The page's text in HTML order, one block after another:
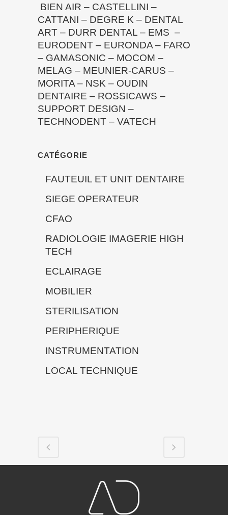
BIEN AIR – CASTELLINI –
CATTANI – DEGRE K – DENTAL
ART – DURR DENTAL – EMS –
EURODENT – EURONDA – FARO
– GAMASONIC – MOCOM –
MELAG – MEUNIER-CARUS –
MORITA – NSK – OUDIN
DENTAIRE – ROSSICAWS –
SUPPORT DESIGN –
TECHNODENT – VATECH
CATÉGORIE
FAUTEUIL ET UNIT DENTAIRE
SIEGE OPERATEUR
CFAO
RADIOLOGIE IMAGERIE HIGH
TECH
ECLAIRAGE
MOBILIER
STERILISATION
PERIPHERIQUE
INSTRUMENTATION
LOCAL TECHNIQUE